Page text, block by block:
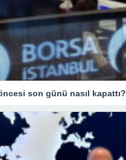
son günü nasıl kapattı?